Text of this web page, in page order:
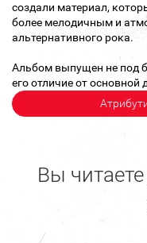
создали материал,
более мелодичным и
альтернативного рока.
Альбом выпущен не под
его отличие от основной
Вы